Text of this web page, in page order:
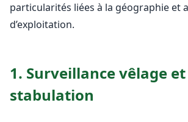
particularités liées à la géographie et
d’exploitation.
1. Surveillance vêlage et
stabulation